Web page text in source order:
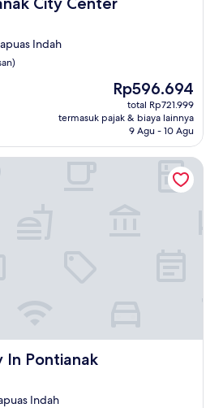
Indah
Harga
sekarang
Rp596.694
Rp596.694
total Rp721.999
termasuk pajak & biaya lainnya
9 Agu - 10 Agu
In Pontianak
Indah